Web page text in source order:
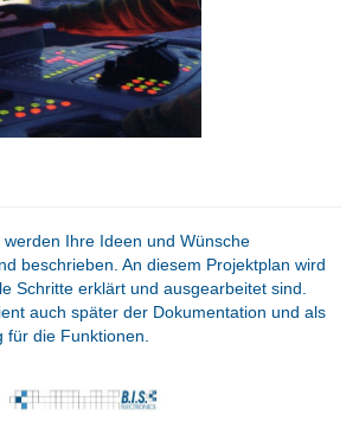
Ihre Ideen und Wünsche
beschrieben. An diesem Projektplan wird
Schritte erklärt und ausgearbeitet sind.
auch später der Dokumentation und als
für die Funktionen.